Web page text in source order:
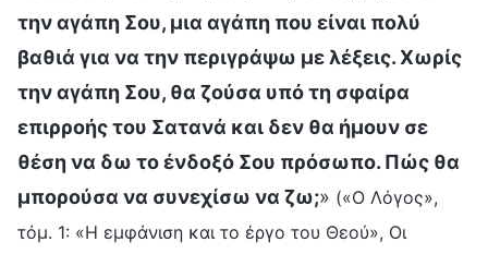
την αγάπη Σου, μια αγάπη που είναι πολύ
βαθιά για να την περιγράψω με λέξεις. Χωρίς
την αγάπη Σου, θα ζούσα υπό τη σφαίρα
επιρροής του Σατανά και δεν θα ήμουν σε
θέση να δω το ένδοξό Σου πρόσωπο. Πώς θα
μπορούσα να συνεχίσω να ζω;» («Ο Λόγος»,
τόμ. 1: «Η εμφάνιση και το έργο του Θεού», Οι